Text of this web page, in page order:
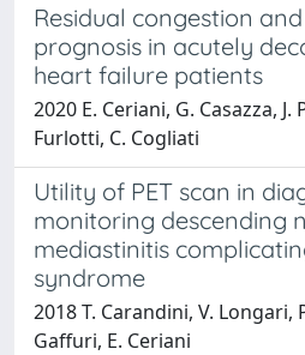
Residual congestion
prognosis in acutely
heart failure patients
2020 E. Ceriani, G. Casazza, J.
Furlotti, C. Cogliati
Utility of PET scan in
monitoring descending
mediastinitis
syndrome
2018 T. Carandini, V. Longari,
Gaffuri, E. Ceriani